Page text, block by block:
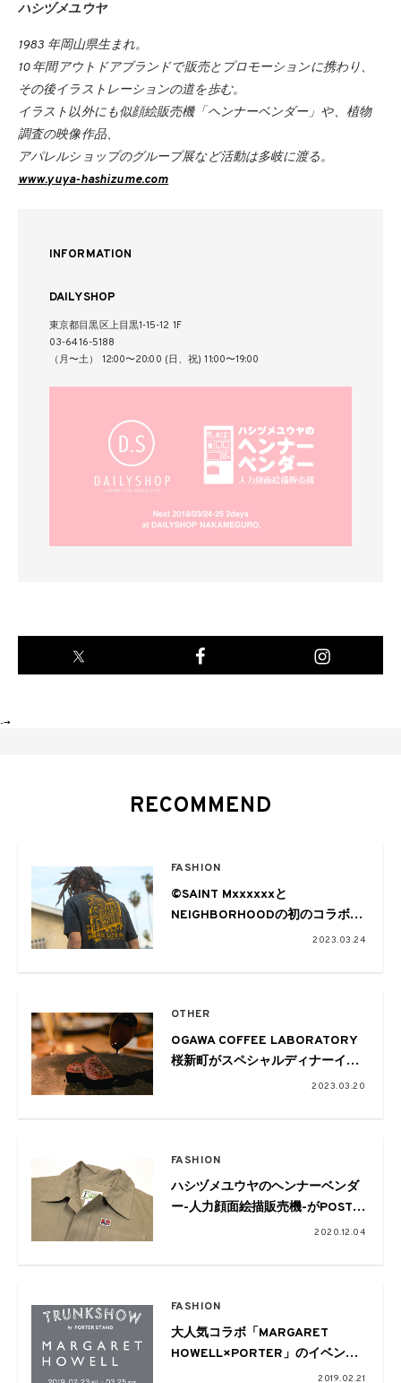
ハシヅメユウヤ
1983 年岡山県生まれ。
10 年間アウトドアブランドで販売とプロモーションに携わり、
その後イラストレーションの道を歩む。
イラスト以外にも似顔絵販売機「ヘンナーベンダー」や、植物
調査の映像作品、
アパレルショップのグループ展など活動は多岐に渡る。
www.yuya-hashizume.com
INFORMATION
DAILYSHOP
東京都目黒区上目黒1-15-12 1F
03-6416-5188
（月〜土） 12:00〜20:00 (日、祝) 11:00〜19:00
-->
RECOMMEND
FASHION
©SAINT Mxxxxxxと
NEIGHBORHOODの初のコラボコ
2023.03.24
OTHER
OGAWA COFFEE LABORATORY
桜新町がスペシャルディナーイベ
2023.03.20
FASHION
ハシヅメユウヤのヘンナーベンダ
ー-人力顔面絵描販売機-がPOST
O’ALLS STOREに2日間限定で設
2020.12.04
FASHION
大人気コラボ「MARGARET
HOWELL×PORTER」のイベント
が今週末より開催！ 記念アイテム
2019.02.21